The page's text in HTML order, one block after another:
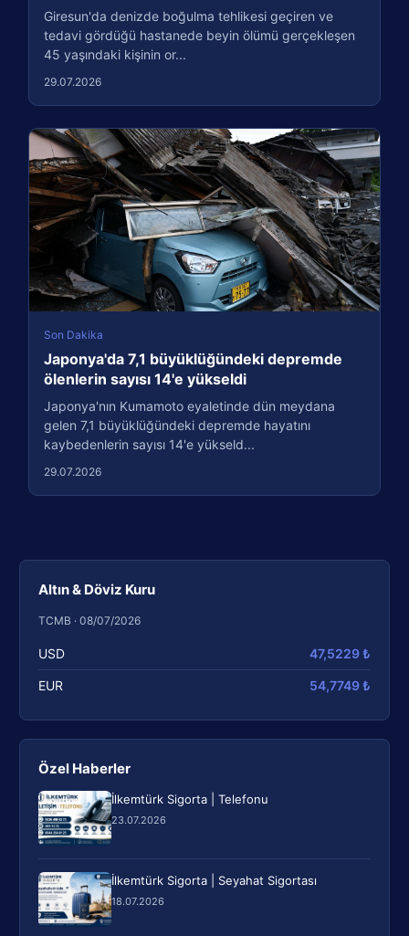
Altın & Döviz Kuru
TCMB · 08/07/2026
USD 47,5229 ₺
EUR 54,7749 ₺
Özel Haberler
İlkemtürk Sigorta | Telefonu
23.07.2026
İlkemtürk Sigorta | Seyahat Sigortası
18.07.2026
Giresun'da denizde boğulma tehlikesi geçiren ve
tedavi gördüğü hastanede beyin ölümü gerçekleşen
45 yaşındaki kişinin or...
29.07.2026
Son Dakika
Japonya'da 7,1 büyüklüğündeki depremde
ölenlerin sayısı 14'e yükseldi
Japonya'nın Kumamoto eyaletinde dün meydana
gelen 7,1 büyüklüğündeki depremde hayatını
kaybedenlerin sayısı 14'e yükseld...
29.07.2026